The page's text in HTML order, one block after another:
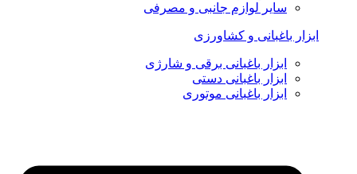
سایر لوازم جانبی و مصرفی
ابزار باغبانی و کشاورزی
ابزار باغبانی برقی و شارژی
ابزار باغبانی دستی
ابزار باغبانی موتوری